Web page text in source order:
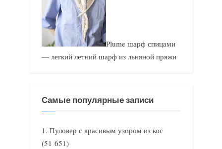
Plume шарф спицами
— легкий летний шарф из льняной пряжи
Самые популярные записи
Пуловер с красивым узором из кос
(51 651)